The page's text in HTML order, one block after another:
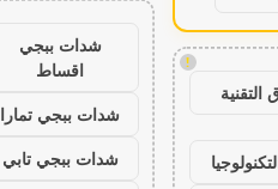
!
التقنية
شدات ببجي
اقساط
شدات ببجي تمارا
شدات ببجي تابي